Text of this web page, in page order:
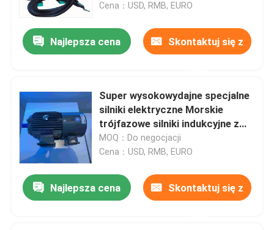
Cena：USD, RMB, EURO
Najlepsza cena Skontaktuj się z
Super wysokowydajne specjalne
silniki elektryczne Morskie
trójfazowe silniki indukcyjne z
CCS
MOQ：Do negocjacji
Cena：USD, RMB, EURO
Najlepsza cena Skontaktuj się z